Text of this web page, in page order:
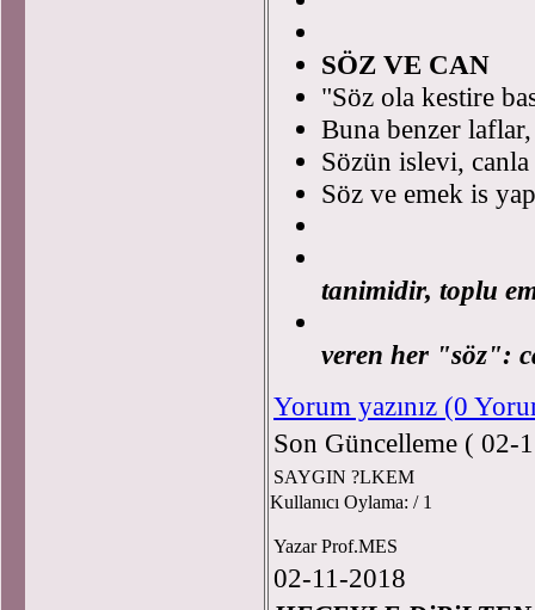
SÖZ VE CAN
"Söz ola kestire
Buna benzer
Sözün islevi,
Söz ve emek is
tanimidir, toplu
veren her "söz":
Yorum yazınız (0
Son Güncelleme ( 02-
SAYGIN ?LKEM
Kullanıcı Oylama: / 1
Yazar Prof.MES
02-11-2018